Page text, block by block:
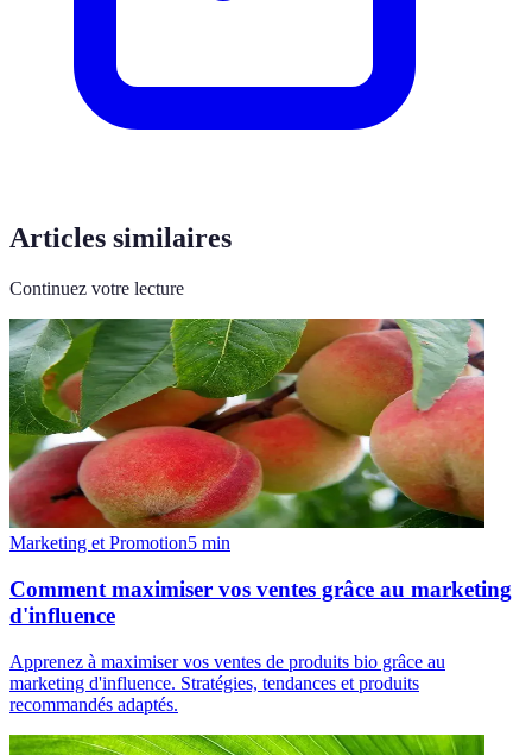
Articles similaires
Continuez votre lecture
Marketing et Promotion5 min
Comment maximiser vos ventes grâce au marketing
d'influence
Apprenez à maximiser vos ventes de produits bio grâce au
marketing d'influence. Stratégies, tendances et produits
recommandés adaptés.